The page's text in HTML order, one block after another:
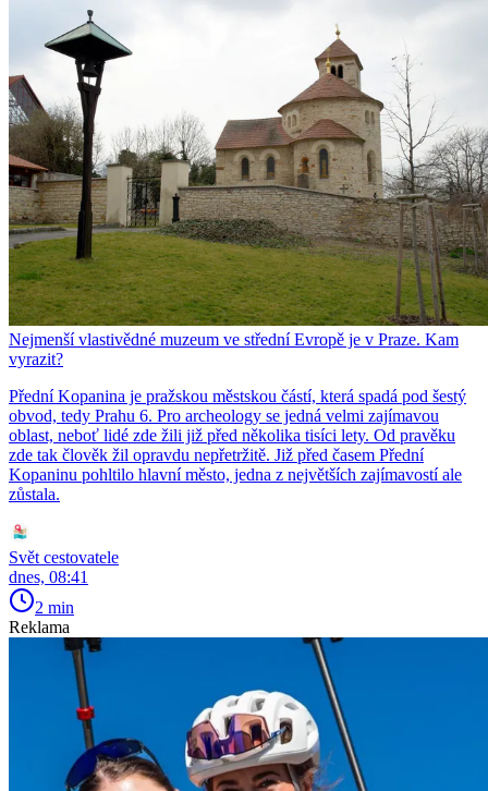
Nejmenší vlastivědné muzeum ve střední Evropě je v Praze. Kam
vyrazit?
Přední Kopanina je pražskou městskou částí, která spadá pod šestý
obvod, tedy Prahu 6. Pro archeology se jedná velmi zajímavou
oblast, neboť lidé zde žili již před několika tisíci lety. Od pravěku
zde tak člověk žil opravdu nepřetržitě. Již před časem Přední
Kopaninu pohltilo hlavní město, jedna z největších zajímavostí ale
zůstala.
Svět cestovatele
dnes, 08:41
2 min
Reklama